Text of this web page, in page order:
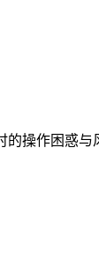
操作困惑